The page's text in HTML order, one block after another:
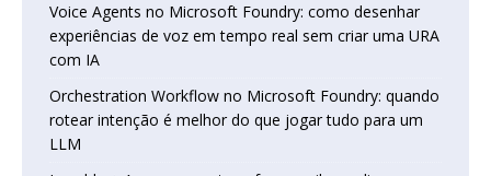
Voice Agents no Microsoft Foundry: como desenhar
experiências de voz em tempo real sem criar uma URA
com IA
Orchestration Workflow no Microsoft Foundry: quando
rotear intenção é melhor do que jogar tudo para um
LLM